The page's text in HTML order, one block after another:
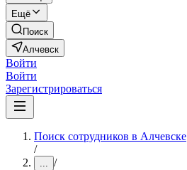
Ещё
Поиск
Алчевск
Войти
Войти
Зарегистрироваться
Поиск сотрудников в Алчевске
/
... /